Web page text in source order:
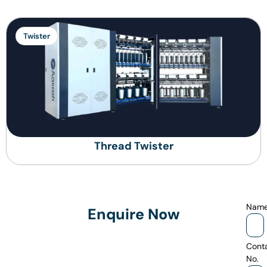
Twister
Thread Twister
Enquire Now
No.